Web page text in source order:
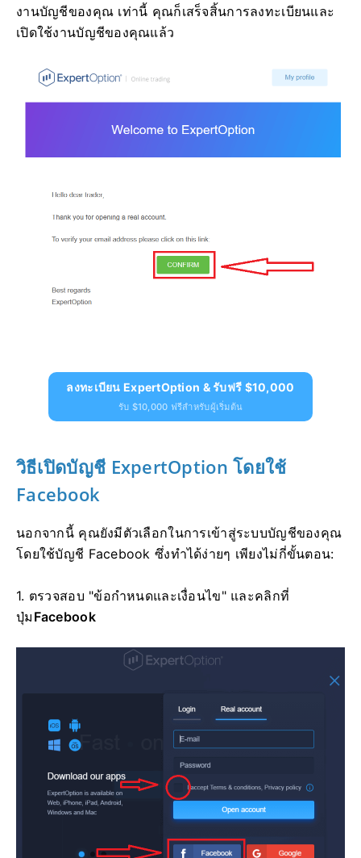
งานบัญชีของคุณ เท่านี้ คุณก็เสร็จสิ้นการลงทะเบียนและ
เปิดใช้งานบัญชีของคุณแล้ว
ลงทะเบียน ExpertOption & รับฟรี $10,000
รับ $10,000 ฟรีสำหรับผู้เริ่มต้น
วิธีเปิดบัญชี ExpertOption โดยใช้
Facebook
นอกจากนี้ คุณยังมีตัวเลือกในการเข้าสู่ระบบบัญชีของคุณ
โดยใช้บัญชี Facebook ซึ่งทำได้ง่ายๆ เพียงไม่กี่ขั้นตอน:
1. ตรวจสอบ "ข้อกำหนดและเงื่อนไข" และคลิกที่
ปุ่ม Facebook